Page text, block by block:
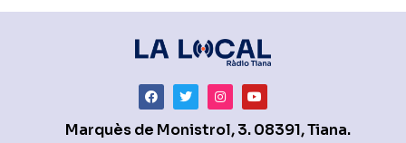
Marquès de Monistrol, 3. 08391, Tiana.